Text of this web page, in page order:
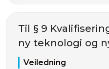
Til § 9
ny teknologi og
Veiledning